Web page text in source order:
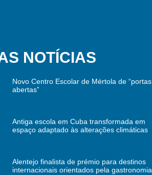
NOTÍCIAS
Novo Centro Escolar de Mértola de “portas
abertas”
Antiga escola em Cuba transformada em
espaço adaptado às alterações climáticas
Alentejo finalista de prémio para destinos
internacionais orientados pela gastronomia